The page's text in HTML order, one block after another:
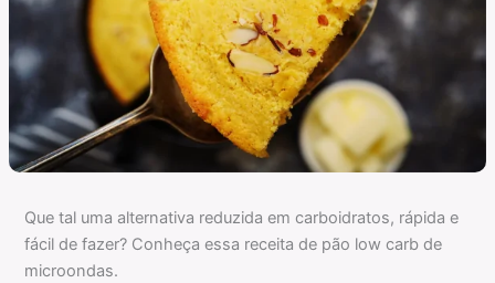
Que tal uma alternativa reduzida em carboidratos, rápida e
fácil de fazer? Conheça essa receita de pão low carb de
microondas.